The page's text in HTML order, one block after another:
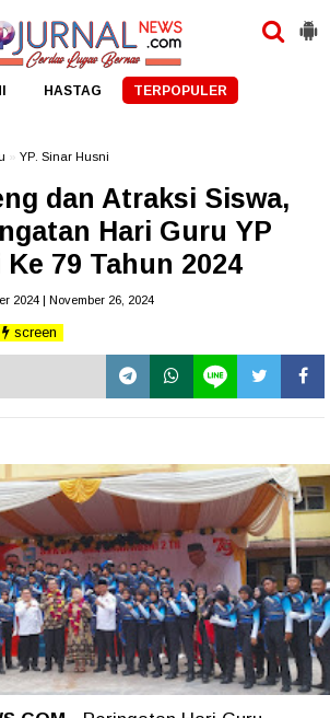
HASTAG TERPOPULER
YP. Sinar Husni
dan Atraksi Siswa,
Hari Guru YP
79 Tahun 2024
2024 | November 26, 2024
screen